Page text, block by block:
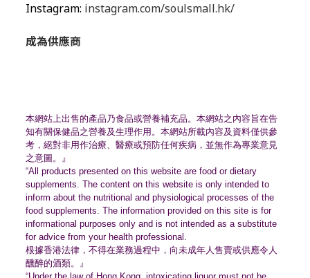
Instagram: instagram.com/soulsmall.hk/
成為供應商
本網站上出售的產品乃食品或營養補充品。 本網站之內容旨在告
知有關保健品之營養及生理作用。 本網站所載內容及資料僅供參
考，絕對非用作治療、 醫療或預防任何疾病，並無作為專業意見
之意圖。』
“All products presented on this website are food or dietary
supplements. The content on this website is only intended to
inform about the nutritional and physiological processes of the
food supplements. The information provided on this site is for
informational purposes only and is not intended as a substitute
for advice from your health professional.
根據香港法律，不得在業務過程中， 向未成年人售賣或供應令人
醺醉的酒類。』